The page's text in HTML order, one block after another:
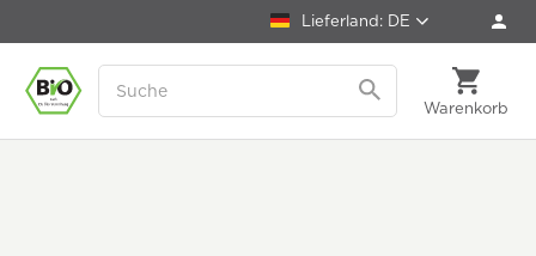
Lieferland: DE
Warenkorb